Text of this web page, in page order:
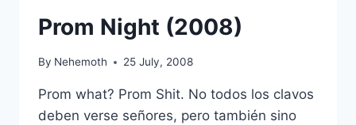
Prom Night (2008)
By Nehemoth 25 July, 2008
Prom what? Prom Shit. No todos los clavos
deben verse señores, pero también sino